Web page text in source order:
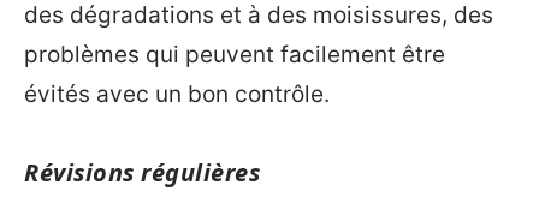
des dégradations et à des moisissures, des
problèmes qui peuvent facilement être
évités avec un bon contrôle.
Révisions régulières